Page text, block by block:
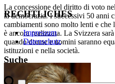
La concessione del diritto di voto
la democrazia. I successivi 50 anni
cambiamenti sono molto lenti e che
è ancora realizzata. La Svizzera
quando donne e uomini saranno
istituzioni e nella società.
RECHTLICHES
Impressum
Datenschutz
Suche